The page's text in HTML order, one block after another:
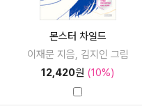
몬스터 차일드
이재문 지음, 김지인 그림
12,420원 (10%)